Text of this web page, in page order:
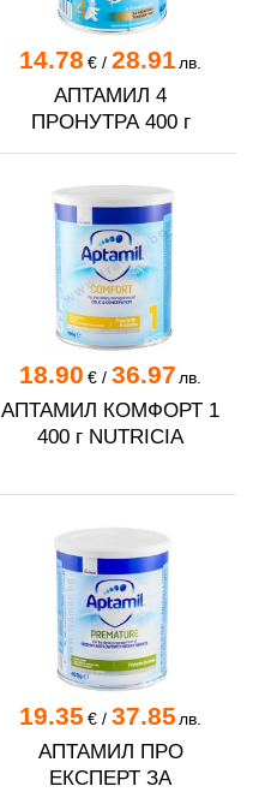
14.78 €/ 28.91лв.
АПТАМИЛ 4
ПРОНУТРА 400 г
18.90 €/ 36.97 лв.
АПТАМИЛ КОМФОРТ 1
400 г NUTRICIA
19.35 €/ 37.85 лв.
АПТАМИЛ ПРО
ЕКСПЕРТ ЗА